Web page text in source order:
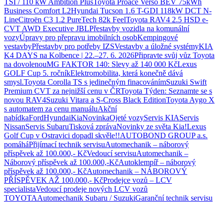
TSI / 110 kW Ambition PlusToyota Proace Verso BEV 75kWh
Business Comfort L2Hyundai Tucson 1.6 T-GDI 118kW DCT N-
LineCitroën C3 1.2 PureTech 82k FeelToyota RAV4 2.5 HSD e-
CVT AWD Executive JBLPřestavby vozidla na komunální
vozyÚpravy pro přepravu imobilních osobKempingové
vestavbyPřestavby pro potřeby IZSVestavby a úložné systémyKIA
K4 DAYS na Kolbence | 22.–27. 6. 2026Připravte svůj vůz Toyota
na dovolenouMG FAKTOR 140: Slevy až 140 000 KčLexus
GOLF Cup 5. ročníkElektromobilita, která konečně dává
smysl.Toyota Corolla TS s jedinečným finacovánímSuzuki Swift
Premium CVT za nejnižší cenu v ČRToyota Týden: Seznamte se s
novou RAV4Suzuki Vitara a S-Cross Black EditionToyota Aygo X
s automatem za cenu manuáluAkční
nabídkaFordHyundaiKiaNovinkaOjeté vozyServis KIAServis
NissanServis SubaruTisková zprávaNovinky ze světa Kia!Lexus
Golf Cup v Ostravici dopadl skvěle!!AUTOBOND GROUP a.s.
pomáháPřijímací technik servisuAutomechanik – náborový
příspěvek až 100.000,- KčVedoucí servisuAutomechanik –
Náborový příspěvek až 100.000,-KčAutoklempíř – náborový
příspěvek až 100.000,- KčAutomechanik – NÁBOROVÝ
PŘÍSPĚVEK AŽ 100.000,- KčProdejce vozů – LCV
specialistaVedoucí prodeje nových LCV vozů
TOYOTAAutomechanik Subaru / SuzukiGaranční technik servisu